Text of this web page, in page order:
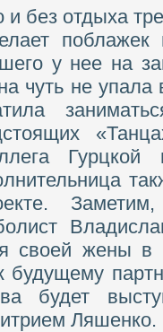
и без отдыха
поблажек
у нее на
чуть не
своей жены
будущему
будет
Ляшенко.